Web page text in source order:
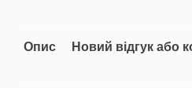
Опис Новий відгук або